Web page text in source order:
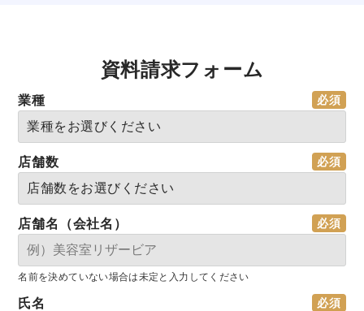
資料請求フォーム
業種
店舗数
店舗名（会社名）
名前を決めていない場合は未定と入力してください
氏名